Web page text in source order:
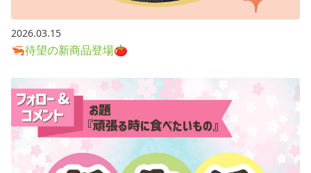
2026.03.15
🦐待望の新商品登場🍅